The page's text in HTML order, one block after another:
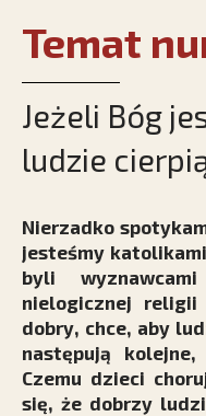
Temat
Jeżeli Bóg
ludzie
Nierzadko
jesteśmy
byli
nielogicznej
dobry, chce, aby
następują
Czemu dzieci
się, że dobrzy